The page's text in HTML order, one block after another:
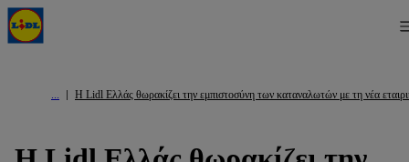
Η Lidl Ελλάς θωρακίζει την εμπιστοσύνη των καταναλωτών με τη νέα